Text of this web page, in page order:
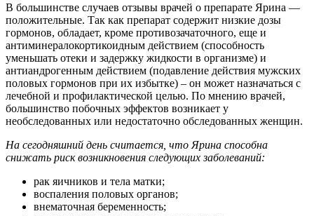
В большинстве случаев отзывы врачей о препарате Ярина —
положительные. Так как препарат содержит низкие дозы
гормонов, обладает, кроме противозачаточного, еще и
антиминералокортикоидным действием (способность
уменьшать отеки и задержку жидкости в организме) и
антиандрогенным действием (подавление действия мужских
половых гормонов при их избытке) – он может назначаться с
лечебной и профилактической целью. По мнению врачей,
большинство побочных эффектов возникает у
необследованных или недостаточно обследованных женщин.
На сегодняшний день считается, что Ярина способна
снижать риск возникновения следующих заболеваний:
рак яичников и тела матки;
воспаления половых органов;
внематочная беременность;